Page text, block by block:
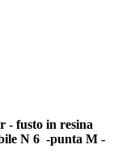
- fusto in resina
N 6 -punta M -